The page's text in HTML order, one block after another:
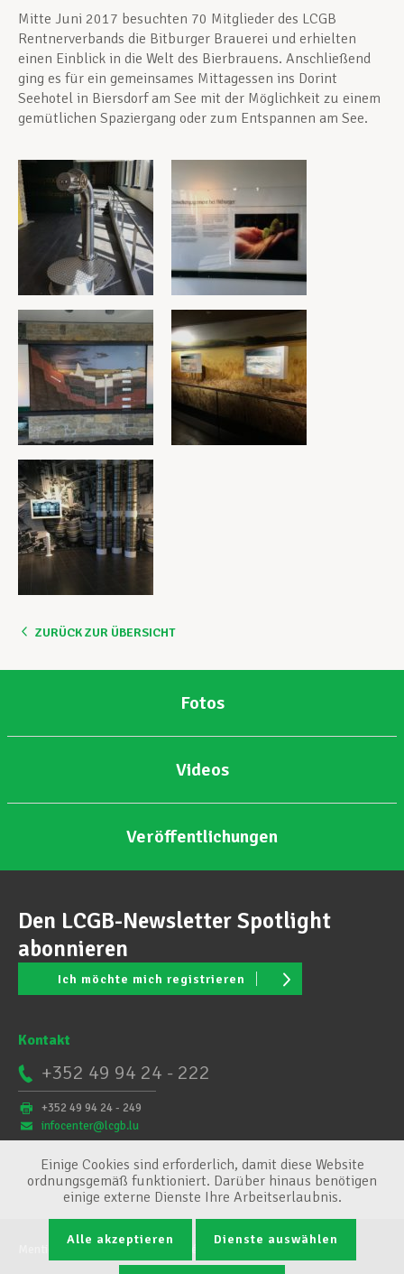
Mitte Juni 2017 besuchten 70 Mitglieder des LCGB
Rentnerverbands die Bitburger Brauerei und erhielten
einen Einblick in die Welt des Bierbrauens. Anschließend
ging es für ein gemeinsames Mittagessen ins Dorint
Seehotel in Biersdorf am See mit der Möglichkeit zu einem
gemütlichen Spaziergang oder zum Entspannen am See.
ZURÜCK ZUR ÜBERSICHT
Fotos
Videos
Veröffentlichungen
Den LCGB-Newsletter Spotlight
abonnieren
Ich möchte mich registrieren
Kontakt
+352 49 94 24 - 222
+352 49 94 24 - 249
infocenter@lcgb.lu
Conditions générales
Einige Cookies sind erforderlich, damit diese Website
ordnungsgemäß funktioniert. Darüber hinaus benötigen
einige externe Dienste Ihre Arbeitserlaubnis.
Alle akzeptieren Dienste auswählen